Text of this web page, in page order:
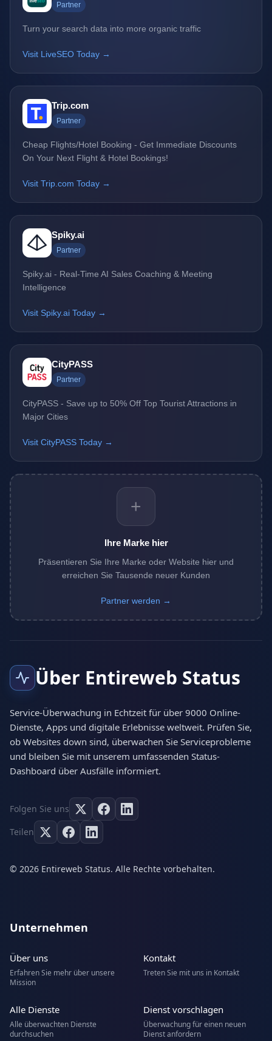
Partner
Turn your search data into more organic traffic
Visit LiveSEO Today →
Trip.com
Partner
Cheap Flights/Hotel Booking - Get Immediate Discounts
On Your Next Flight & Hotel Bookings!
Visit Trip.com Today →
Spiky.ai
Partner
Spiky.ai - Real-Time AI Sales Coaching & Meeting
Intelligence
Visit Spiky.ai Today →
CityPASS
Partner
CityPASS - Save up to 50% Off Top Tourist Attractions in
Major Cities
Visit CityPASS Today →
+
Ihre Marke hier
Präsentieren Sie Ihre Marke oder Website hier und
erreichen Sie Tausende neuer Kunden
Partner werden →
Über Entireweb Status
Service-Überwachung in Echtzeit für über 9000 Online-
Dienste, Apps und digitale Erlebnisse weltweit. Prüfen Sie,
ob Websites down sind, überwachen Sie Serviceprobleme
und bleiben Sie mit unserem umfassenden Status-
Dashboard über Ausfälle informiert.
Folgen Sie uns
Teilen
© 2026 Entireweb Status. Alle Rechte vorbehalten.
Unternehmen
Über uns
Erfahren Sie mehr über unsere
Mission
Kontakt
Treten Sie mit uns in Kontakt
Alle Dienste
Alle überwachten Dienste
durchsuchen
Dienst vorschlagen
Überwachung für einen neuen
Dienst anfordern